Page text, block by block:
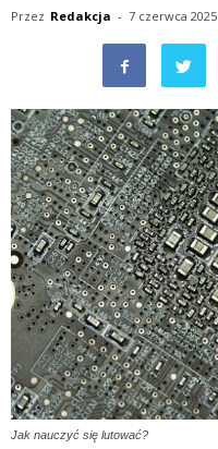
Przez Redakcja - 7 czerwca 2025
Jak nauczyć się lutować?